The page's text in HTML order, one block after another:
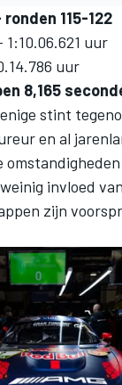
115-122
uur
uur
8,165
stint
en al
invloed
zijn